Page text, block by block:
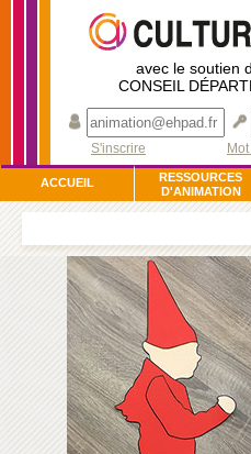
avec le soutien
CONSEIL
S'inscrire
ACCUEIL
RESSOURCES
D'ANIMATION